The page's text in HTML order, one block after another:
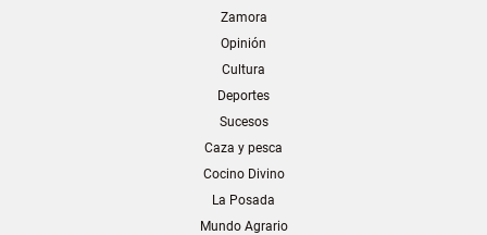
Zamora
Opinión
Cultura
Deportes
Sucesos
Caza y pesca
Cocino Divino
La Posada
Mundo Agrario